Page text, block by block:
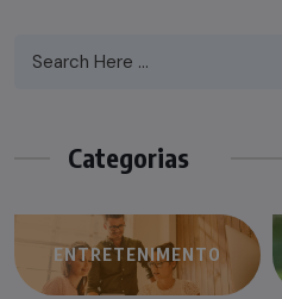
Categorias
ENTRETENIMENTO